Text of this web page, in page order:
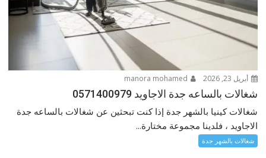
أبريل 23, 2026
شغالات بالساعه جدة الاجاويد 0571400979
شغالات كينيا بالشهر جدة إذا كنت تبحثين عن شغالات بالساعه جدة
الاجاويد ، فلدينا مجموعة مختارة...
شغالات بالشهر جدة